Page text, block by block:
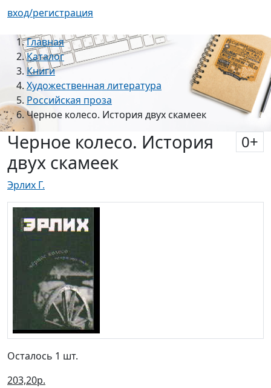
вход/регистрация
Главная
Каталог
Книги
Художественная литература
Российская проза
Черное колесо. История двух скамеек
Черное колесо. История
двух скамеек
0+
Эрлих Г.
Осталось 1 шт.
203,20р.